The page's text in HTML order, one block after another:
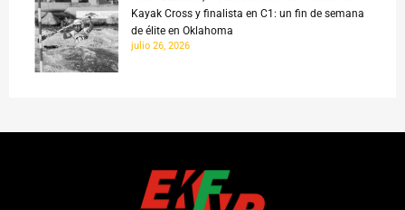
Kayak Cross y finalista en C1: un fin de semana
de élite en Oklahoma
julio 26, 2026